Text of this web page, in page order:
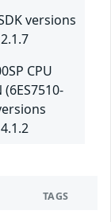
versions
CPU
(6ES7510-
TAGS